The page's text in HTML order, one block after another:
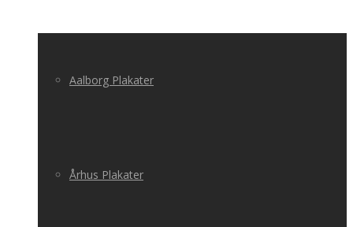
Aalborg Plakater
Århus Plakater